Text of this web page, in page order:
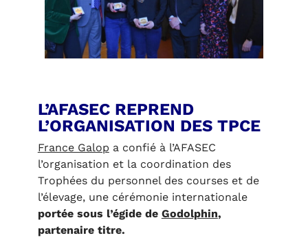
L’AFASEC REPREND
L’ORGANISATION DES TPCE
France Galop a confié à l’AFASEC
l’organisation et la coordination des
Trophées du personnel des courses et de
l’élevage, une cérémonie internationale
portée sous l’égide de Godolphin,
partenaire titre.